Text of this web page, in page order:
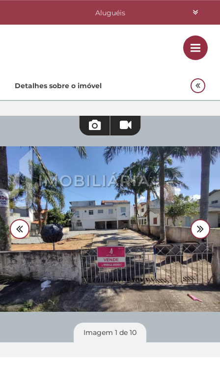
Aluguéis
Investimentos
Quem Somos
Contato
Fale Conosco 48 3364-0079
Plantão 48 99842-0500
Divulgue seu imóvel
Detalhes sobre o imóvel
Imagem 1 de 10